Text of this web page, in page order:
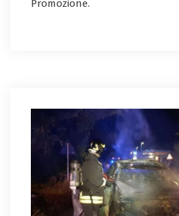
Promozione.